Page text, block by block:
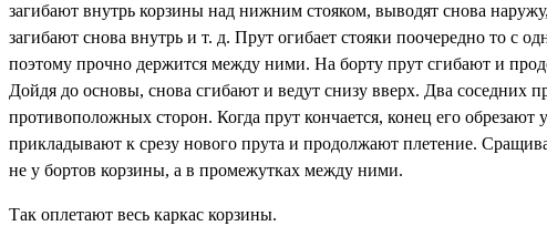
загибают внутрь корзины над нижним стояком, выводят снова
загибают снова внутрь и т. д. Прут огибает стояки поочередно то с
поэтому прочно держится между ними. На борту прут сгибают и
Дойдя до основы, снова сгибают и ведут снизу вверх. Два соседних
противоположных сторон. Когда прут кончается, конец его обрезают
прикладывают к срезу нового прута и продолжают плетение.
не у бортов корзины, а в промежутках между ними.
Так оплетают весь каркас корзины.